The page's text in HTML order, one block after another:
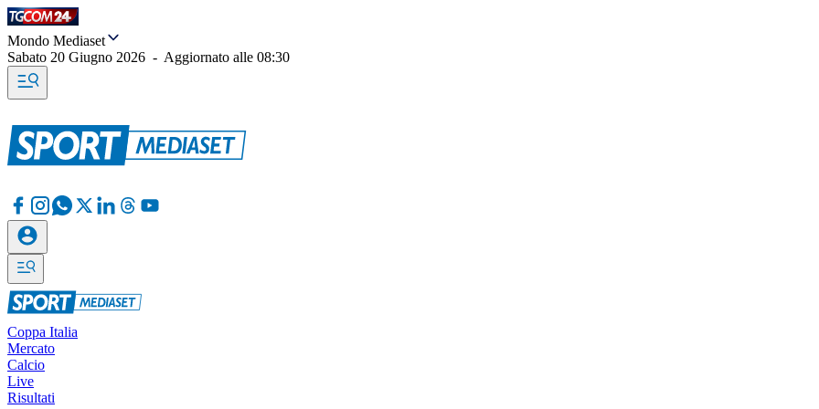
Mondo Mediaset
Sabato 20 Giugno 2026 - Aggiornato alle 08:30
Coppa Italia
Mercato
Calcio
Live
Risultati